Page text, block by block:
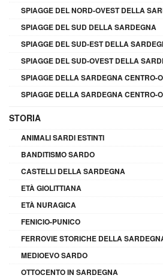
SPIAGGE DEL NORD-OVEST DELLA
SPIAGGE DEL SUD DELLA SARDEGNA
SPIAGGE DEL SUD-EST DELLA
SPIAGGE DEL SUD-OVEST DELLA
SPIAGGE DELLA SARDEGNA CENTRO-
SPIAGGE DELLA SARDEGNA CENTRO-
STORIA
ANIMALI SARDI ESTINTI
BANDITISMO SARDO
CASTELLI DELLA SARDEGNA
ETÀ GIOLITTIANA
ETÀ NURAGICA
FENICIO-PUNICO
FERROVIE STORICHE DELLA
MEDIOEVO SARDO
OTTOCENTO IN SARDEGNA